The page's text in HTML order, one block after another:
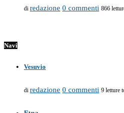
di redazione 0 commenti 866
Navi
Vesuvio
di redazione 0 commenti 9 letture